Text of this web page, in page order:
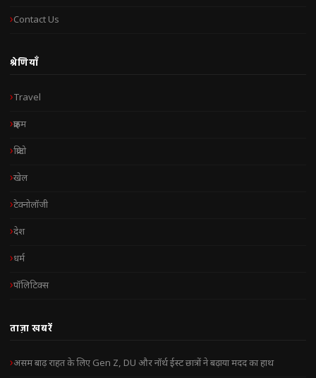
Contact Us
श्रेणियाँ
Travel
क्राइम
क्रिप्टो
खेल
टेक्नोलॉजी
देश
धर्म
पॉलिटिक्स
ताज़ा खबरें
असम बाढ़ राहत के लिए Gen Z, DU और नॉर्थ ईस्ट छात्रों ने बढ़ाया मदद का हाथ